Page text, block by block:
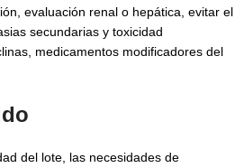
evaluación renal o hepática, evitar el
secundarias y toxicidad
medicamentos modificadores del
del lote, las necesidades de